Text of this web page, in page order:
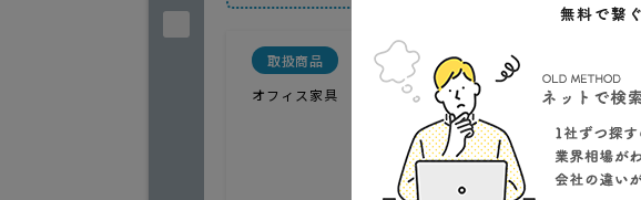
取扱商品
オフィス家具
おすすめポイント
レイアウトの提案も可能です。
ス
こ